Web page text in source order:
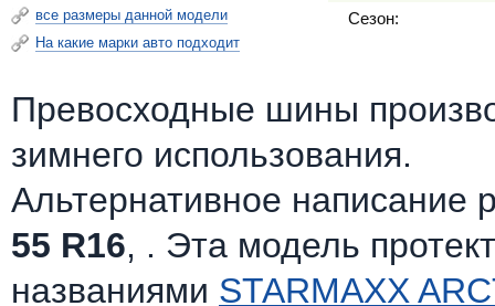
все размеры данной модели
На какие марки авто подходит
Сезон:
Превосходные шины
зимнего использования.
Альтернативное написание
55 R16, . Эта модель
названиями STARMAXX